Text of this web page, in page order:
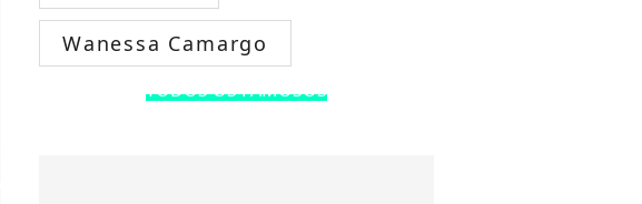
Wanessa Camargo
TODOS OS FAMOSOS